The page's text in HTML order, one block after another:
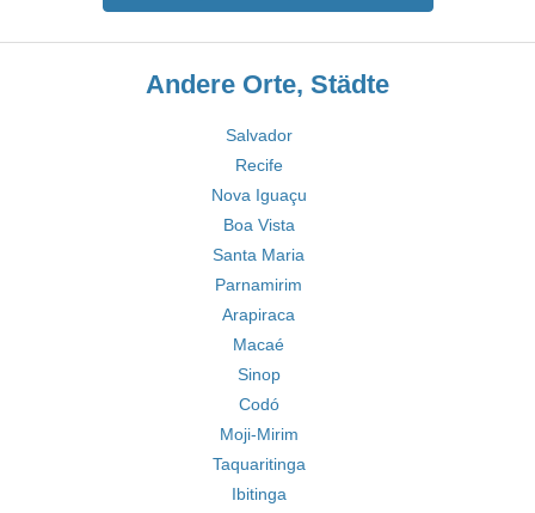
Andere Orte, Städte
Salvador
Recife
Nova Iguaçu
Boa Vista
Santa Maria
Parnamirim
Arapiraca
Macaé
Sinop
Codó
Moji-Mirim
Taquaritinga
Ibitinga